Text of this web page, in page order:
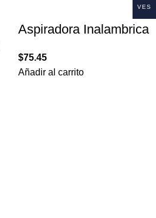
Aspiradora Inalambrica
$75.45
Añadir al carrito
VES